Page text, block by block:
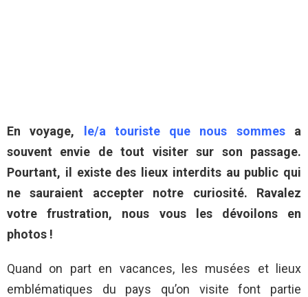
En voyage, le/a touriste que nous sommesa
souvent envie de tout visiter sur son passage.
Pourtant, il existe des lieux interdits au public qui
ne sauraient accepter notre curiosité. Ravalez
votre frustration, nous vous les dévoilons en
photos !
Quand on part en vacances, les musées et lieux
emblématiques du pays qu’on visite font partie